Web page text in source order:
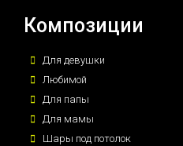
Композиции
Для девушки
Любимой
Для папы
Для мамы
Шары под потолок